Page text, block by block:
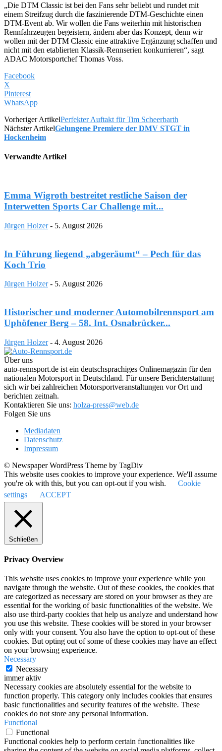
„Die DTM Classic ist bei den Fans sehr beliebt und rundet mit
einem Streifzug durch die faszinierende DTM-Geschichte einen
DTM-Event ab. Wir wollen die Fans weiterhin mit historischen
Rennfahrzeugen begeistern, ändern aber das Konzept, denn wir
wollen mit der DTM Classic eine attraktive Ergänzung schaffen und
nicht mit den etablierten Klassik-Rennserien konkurrieren“, sagt
ADAC Motorsportchef Thomas Voss.
Facebook
X
Pinterest
WhatsApp
Vorheriger ArtikelPerfekter Auftakt für Tim Scheerbarth
Nächster ArtikelGelungene Premiere der DMV STGT in
Hockenheim
Verwandte Artikel
Emma Wigroth bestreitet restliche Saison der
Interwetten Sports Car Challenge mit...
Jürgen Holzer - 5. August 2026
In Führung liegend „abgeräumt“ – Pech für das
Koch Trio
Jürgen Holzer - 5. August 2026
Historischer und moderner Automobilrennsport am
Uphöfener Berg – 58. Int. Osnabrücker...
Jürgen Holzer - 4. August 2026
Über uns
auto-rennsport.de ist ein deutschsprachiges Onlinemagazin für den
nationalen Motorsport in Deutschland. Für unsere Berichterstattung
sich wir bei zahlreichen Motorsportveranstaltungen vor Ort und
berichten zeitnah.
Kontaktieren Sie uns: holza-press@web.de
Folgen Sie uns
Mediadaten
Datenschutz
Impressum
© Newspaper WordPress Theme by TagDiv
This website uses cookies to improve your experience. We'll assume
you're ok with this, but you can opt-out if you wish.
Cookie
settings
ACCEPT
Schließen
Privacy Overview
This website uses cookies to improve your experience while you
navigate through the website. Out of these cookies, the cookies that
are categorized as necessary are stored on your browser as they are
essential for the working of basic functionalities of the website. We
also use third-party cookies that help us analyze and understand how
you use this website. These cookies will be stored in your browser
only with your consent. You also have the option to opt-out of these
cookies. But opting out of some of these cookies may have an effect
on your browsing experience.
Necessary
Necessary
immer aktiv
Necessary cookies are absolutely essential for the website to
function properly. This category only includes cookies that ensures
basic functionalities and security features of the website. These
cookies do not store any personal information.
Functional
Functional
Functional cookies help to perform certain functionalities like